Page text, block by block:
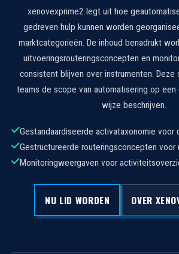
xenovexprime2 legt uit hoe
gedreven hulp kunnen worden
marktcategorieën. De inhoud benadrukt
uitvoeringsrouteringsconcepten en
consistent blijven over instrumenten. Deze
teams de scope van automatisering op een
wijze beschrijven.
Gestandaardiseerde activataxonomie voor
Gestructureerde routeringsconcepten voor
Monitoringweergaven voor
NU LID WORDEN OVER